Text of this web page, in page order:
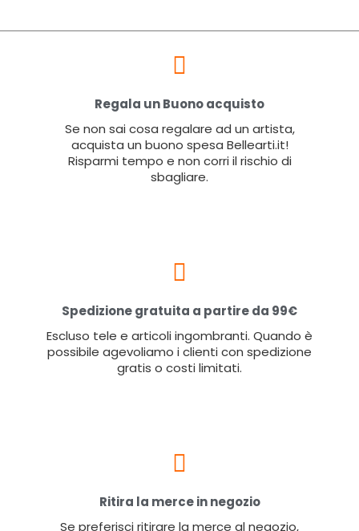
Regala un Buono acquisto
Se non sai cosa regalare ad un artista,
acquista un buono spesa Bellearti.it!
Risparmi tempo e non corri il rischio di
sbagliare.
Spedizione gratuita a partire da 99€
Escluso tele e articoli ingombranti. Quando è
possibile agevoliamo i clienti con spedizione
gratis o costi limitati.
Ritira la merce in negozio
Se preferisci ritirare la merce al negozio,